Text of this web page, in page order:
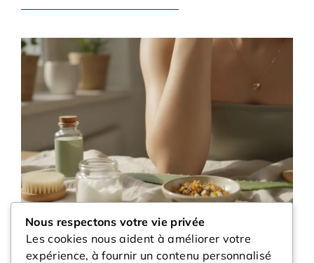
Folliculite : Causes, Symptômes et
Traitements de cette Infection du Poil
Nous respectons votre vie privée
Les cookies nous aident à améliorer votre
expérience, à fournir un contenu personnalisé